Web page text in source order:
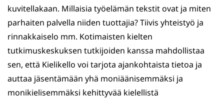
kuvitellakaan. Millaisia työelämän tekstit ovat ja miten
parhaiten palvella niiden tuottajia? Tiivis yhteistyö ja
rinnakkaiselo mm. Kotimaisten kielten
tutkimuskeskuksen tutkijoiden kanssa mahdollistaa
sen, että Kielikello voi tarjota ajankohtaista tietoa ja
auttaa jäsentämään yhä moniäänisemmäksi ja
monikielisemmäksi kehittyvää kielellistä